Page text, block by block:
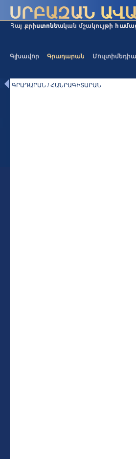
Գլխավոր Գրադարան Մուլտիմեդիա
ԳՐԱԴԱՐԱՆ / ՀԱՆՐԱԳԻՏԱՐԱՆ